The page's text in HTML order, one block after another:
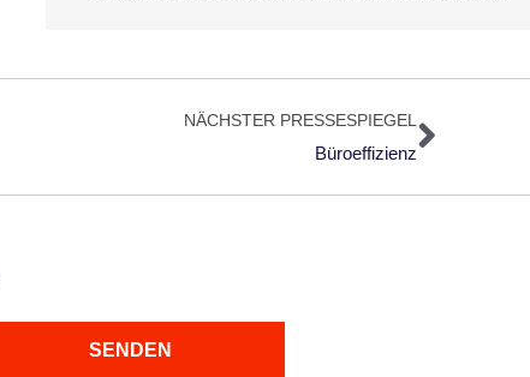
NÄCHSTER PRESSESPIEGEL
Büroeffizienz
SENDEN